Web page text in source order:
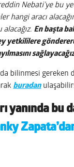
Nebati’ye bu
hangi aracı
alacağız. En başta
yetkililere
bilinmesi gereken
buradan
yanında bu